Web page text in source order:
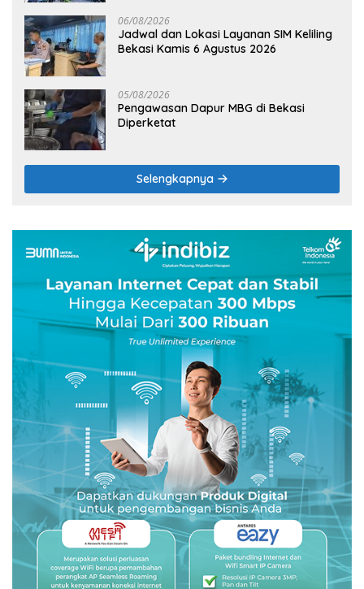
06/08/2026
Jadwal dan Lokasi Layanan SIM Keliling
Bekasi Kamis 6 Agustus 2026
05/08/2026
Pengawasan Dapur MBG di Bekasi
Diperketat
Selengkapnya